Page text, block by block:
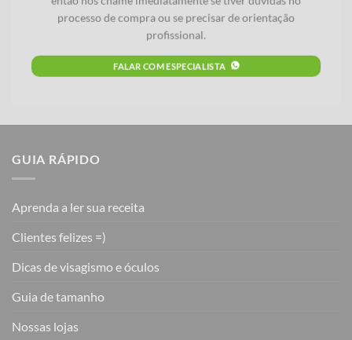
processo de compra ou se precisar de orientação
profissional.
FALAR COM ESPECIALISTA
GUIA RÁPIDO
Aprenda a ler sua receita
Clientes felizes =)
Dicas de visagismo e óculos
Guia de tamanho
Nossas lojas